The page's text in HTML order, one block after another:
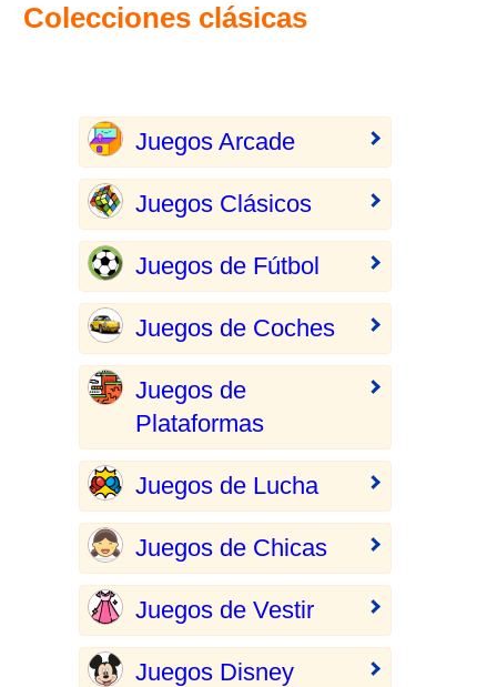
Colecciones clásicas
Juegos Arcade
Juegos Clásicos
Juegos de Fútbol
Juegos de Coches
Juegos de
Plataformas
Juegos de Lucha
Juegos de Chicas
Juegos de Vestir
Juegos Disney